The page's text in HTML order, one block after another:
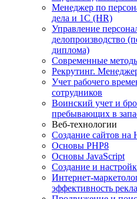
Менеджер по
дела и 1С (HR)
Управление
делопроизводство
диплома)
Современные
Рекрутинг.
Учет рабочего
сотрудников
Воинский учет и
пребывающих в
Веб-технологии
Создание сайтов на
Основы PHP8
Основы JavaScript
Создание и
Интернет-
эффективность